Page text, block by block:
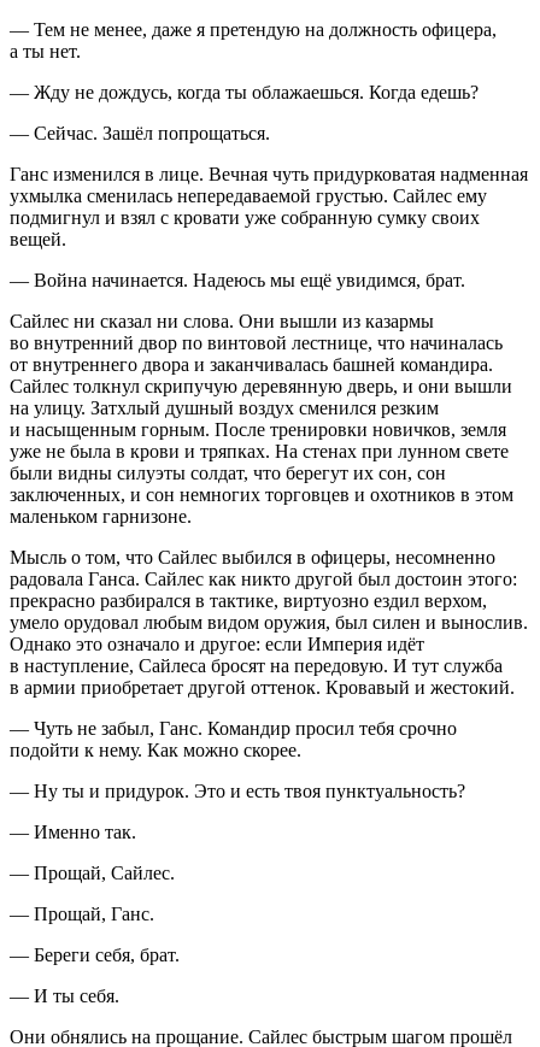
— Тем не менее, даже я претендую на должность офицера,
а ты нет.
— Жду не дождусь, когда ты облажаешься. Когда едешь?
— Сейчас. Зашёл попрощаться.
Ганс изменился в лице. Вечная чуть придурковатая надменная
ухмылка сменилась непередаваемой грустью. Сайлес ему
подмигнул и взял с кровати уже собранную сумку своих
вещей.
— Война начинается. Надеюсь мы ещё увидимся, брат.
Сайлес ни сказал ни слова. Они вышли из казармы
во внутренний двор по винтовой лестнице, что начиналась
от внутреннего двора и заканчивалась башней командира.
Сайлес толкнул скрипучую деревянную дверь, и они вышли
на улицу. Затхлый душный воздух сменился резким
и насыщенным горным. После тренировки новичков, земля
уже не была в крови и тряпках. На стенах при лунном свете
были видны силуэты солдат, что берегут их сон, сон
заключенных, и сон немногих торговцев и охотников в этом
маленьком гарнизоне.
Мысль о том, что Сайлес выбился в офицеры, несомненно
радовала Ганса. Сайлес как никто другой был достоин этого:
прекрасно разбирался в тактике, виртуозно ездил верхом,
умело орудовал любым видом оружия, был силен и вынослив.
Однако это означало и другое: если Империя идёт
в наступление, Сайлеса бросят на передовую. И тут служба
в армии приобретает другой оттенок. Кровавый и жестокий.
— Чуть не забыл, Ганс. Командир просил тебя срочно
подойти к нему. Как можно скорее.
— Ну ты и придурок. Это и есть твоя пунктуальность?
— Именно так.
— Прощай, Сайлес.
— Прощай, Ганс.
— Береги себя, брат.
— И ты себя.
Они обнялись на прощание. Сайлес быстрым шагом прошёл